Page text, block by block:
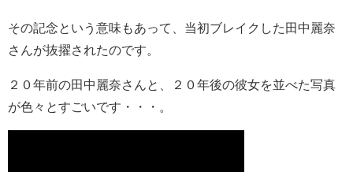
その記念という意味もあって、当初ブレイクした田中麗奈
さんが抜擢されたのです。
２０年前の田中麗奈さんと、２０年後の彼女を並べた写真
が色々とすごいです・・・。